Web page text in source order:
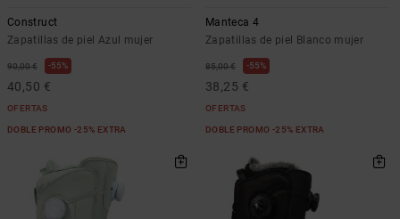
Construct
Zapatillas de piel Azul mujer
90,00 € 55%
40,50 €
OFERTAS
DOBLE PROMO -25% EXTRA
Manteca 4
Zapatillas de piel Blanco mujer
85,00 € 55%
38,25 €
OFERTAS
DOBLE PROMO -25% EXTRA